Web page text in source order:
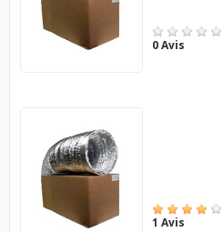
0 Avis
1 Avis